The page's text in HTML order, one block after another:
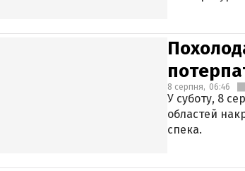
8 серпня, 06:46
У суботу, 8
областей
спека.